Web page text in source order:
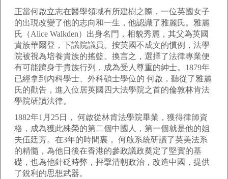
正當何啟立志在醫學領域有所建樹之際，一位英國女子
的出現改變了他的志向和一生，他認識了雅麗氏。雅麗
氏（Alice Walkden）出身名門，相貌秀麗，其父為英國
貴族華爾登，下議院議員。按英國不成文的慣例，法學
院被視為培養貴族的搖籃。換言之，選擇了法律專業便
有可能躋身于貴族行列，成為受人尊重的紳士。1879年
已經拿到內科學士、外科碩士學位的 何啟，聽從了雅麗
氏的勸告，進入位居英國四大法學院之首的倫敦林肯法
學院研讀法律。
1882年1月25日， 何啟從林肯法學院畢業，獲得律師資
格，成為獲此殊榮的第二個中國人，第一個就是他的姐
夫伍廷芳。在3年的時間裏， 何啟系統研讀了英美法系
的精髓，為他日後在香港的參政議政奠定了堅實的基
礎，也為他針砭時弊，抨擊清朝政治，改造中國，提供
了銳利的思想武器。